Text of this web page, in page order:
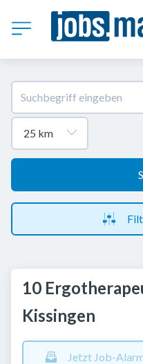
10
Kissingen
Jetzt Job-